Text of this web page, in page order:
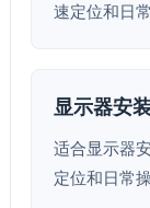
速定位和日常
显示器安
适合显示器
定位和日常操